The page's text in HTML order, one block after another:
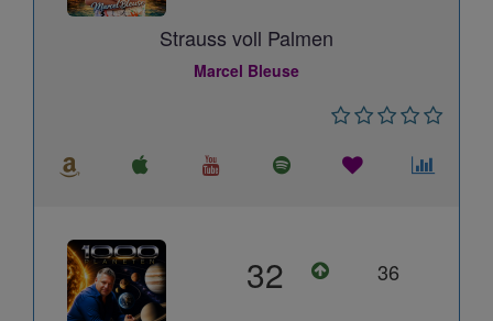
Strauss voll Palmen
Marcel Bleuse
32 36